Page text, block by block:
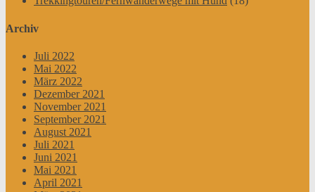
Archiv
Juli 2022
Mai 2022
März 2022
Dezember 2021
November 2021
September 2021
August 2021
Juli 2021
Juni 2021
Mai 2021
April 2021